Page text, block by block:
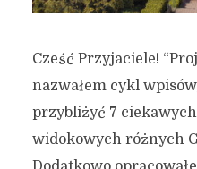
Cześć Przyjaciele!
nazwałem cykl
przybliżyć 7
widokowych różnych